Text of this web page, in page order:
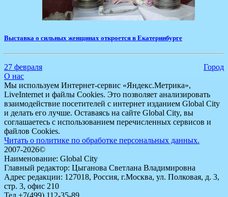
Выставка о сильных женщинах откроется в Екатеринбурге
27 февраля
Город
О нас
Мы используем Интернет-сервис «Яндекс.Метрика»,
LiveInternet и файлы Cookies. Это позволяет анализировать
взаимодействие посетителей с интернет изданием Global City
и делать его лучше. Оставаясь на сайте Global City, вы
соглашаетесь с использованием перечисленных сервисов и
файлов Cookies.
Читать о политике по обработке персональных данных.
2007-2026©
Наименование: Global City
Главный редактор: Цыганова Светлана Владимировна
Адрес редакции: 127018, Россия, г.Москва, ул. Полковая, д. 3,
стр. 3, офис 210
Тел.+7(499) 112-35-89